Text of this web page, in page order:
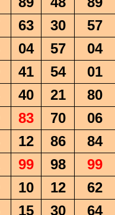
63 30
57
04 57
04
41 54
01
40 21
80
83 70
06
12 86
84
99 98
99
10 12
62
15 30
64